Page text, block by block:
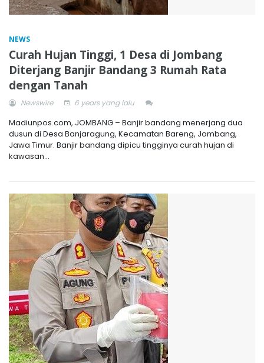
NEWS
Curah Hujan Tinggi, 1 Desa di Jombang
Diterjang Banjir Bandang 3 Rumah Rata
dengan Tanah
Newswire 6 years yang lalu
Madiunpos.com, JOMBANG – Banjir bandang menerjang dua
dusun di Desa Banjaragung, Kecamatan Bareng, Jombang,
Jawa Timur. Banjir bandang dipicu tingginya curah hujan di
kawasan...